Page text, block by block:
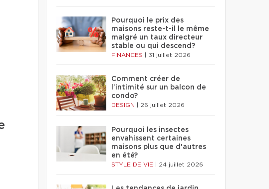
Pourquoi le prix des
maisons reste-t-il le même
malgré un taux directeur
stable ou qui descend?
FINANCES 31 juillet 2026
Comment créer de
l'intimité sur un balcon de
condo?
DESIGN 26 juillet 2026
Pourquoi les insectes
envahissent certaines
maisons plus que d'autres
en été?
STYLE DE VIE 24 juillet 2026